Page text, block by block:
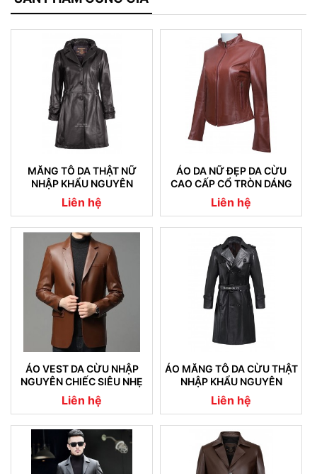
MĂNG TÔ DA THẬT NỮ
NHẬP KHẨU NGUYÊN
CHIẾC 05
Liên hệ
ÁO DA NỮ ĐẸP DA CỪU
CAO CẤP CỔ TRÒN DÁNG
TRƠN
Liên hệ
ÁO VEST DA CỪU NHẬP
NGUYÊN CHIẾC SIÊU NHẸ
08
Liên hệ
ÁO MĂNG TÔ DA CỪU THẬT
NHẬP KHẨU NGUYÊN
CHIẾC CAM KẾT KHÔNG NỔ
DA (04)
Liên hệ